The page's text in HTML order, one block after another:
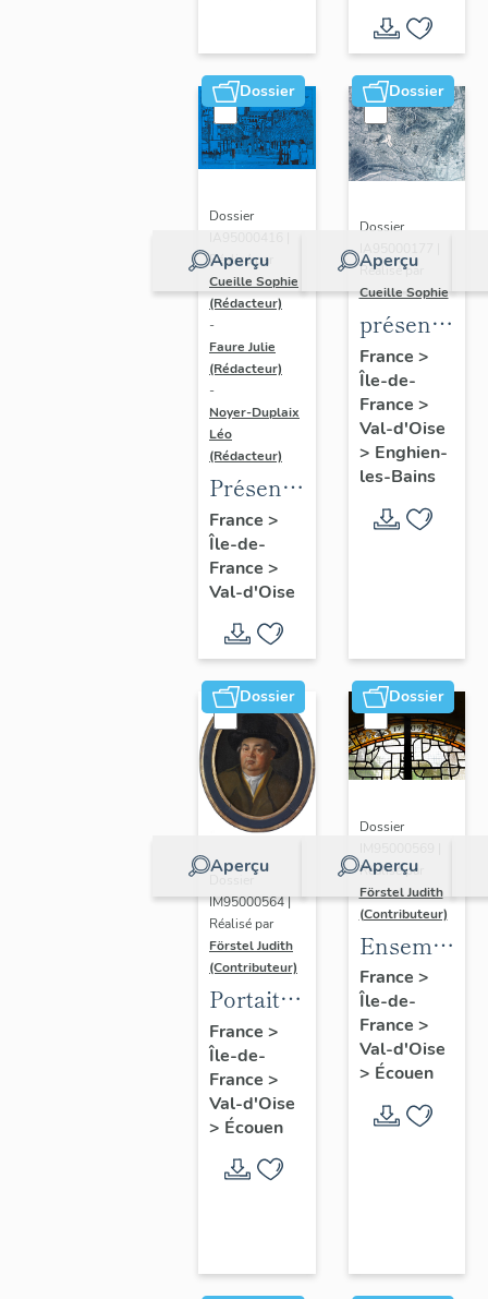
Dossier
Aperçu
Dossier
Réalisé par
Cueille Sophie
(Rédacteur)
-
Faure Julie
(Rédacteur)
-
Noyer-Duplaix
Léo
(Rédacteur)
Présentation
de
l'étude
du
de
l'agglomération
de
Cergy-
Pontoise
France >
Île-de-
France >
Val-d'Oise
Dossier
Aperçu
Dossier
Réalisé par
Cueille Sophie
de
l'étude
du
patrimoine
d'Enghien-
Les-
Bains
France >
Île-de-
France >
Val-d'Oise
> Enghien-
les-Bains
Dossier
Aperçu
Dossier
IM95000564 |
Réalisé par
Förstel Judith
(Contributeur)
Portait
d'homme
en
médaillon
ovale.
France >
Île-de-
France >
Val-d'Oise
> Écouen
Dossier
Aperçu
Dossier
Réalisé par
Förstel Judith
(Contributeur)
Ensemble
des
verrières
du
XVIIIe
siècle
France >
Île-de-
France >
Val-d'Oise
> Écouen